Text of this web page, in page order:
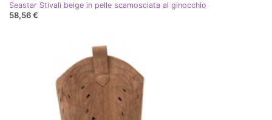
Seastar Stivali beige in pelle scamosciata al ginocchio
58,56 €